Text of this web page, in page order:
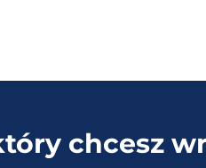
chcesz